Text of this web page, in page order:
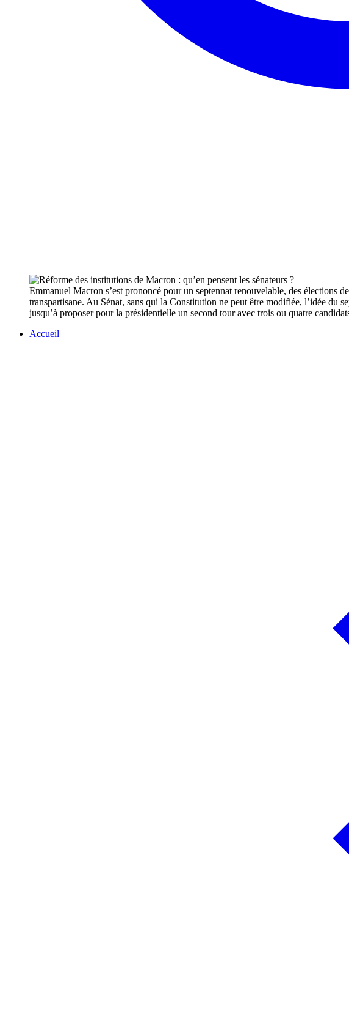
Emmanuel Macron s’est prononcé pour un septennat renouvelable, des
transpartisane. Au Sénat, sans qui la Constitution ne peut être modifiée, l’idée
jusqu’à proposer pour la présidentielle un second tour avec trois ou quatre
Accueil